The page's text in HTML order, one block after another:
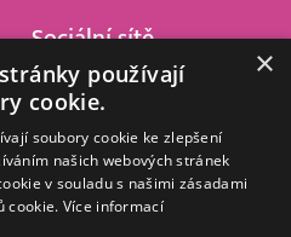
Sociální sítě
×
používají
cookie.
soubory cookie ke zlepšení
našich webových stránek
v souladu s našimi zásadami
cookie. Více informací